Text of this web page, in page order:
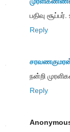
பதிவு
Reply
நன்றி
Reply